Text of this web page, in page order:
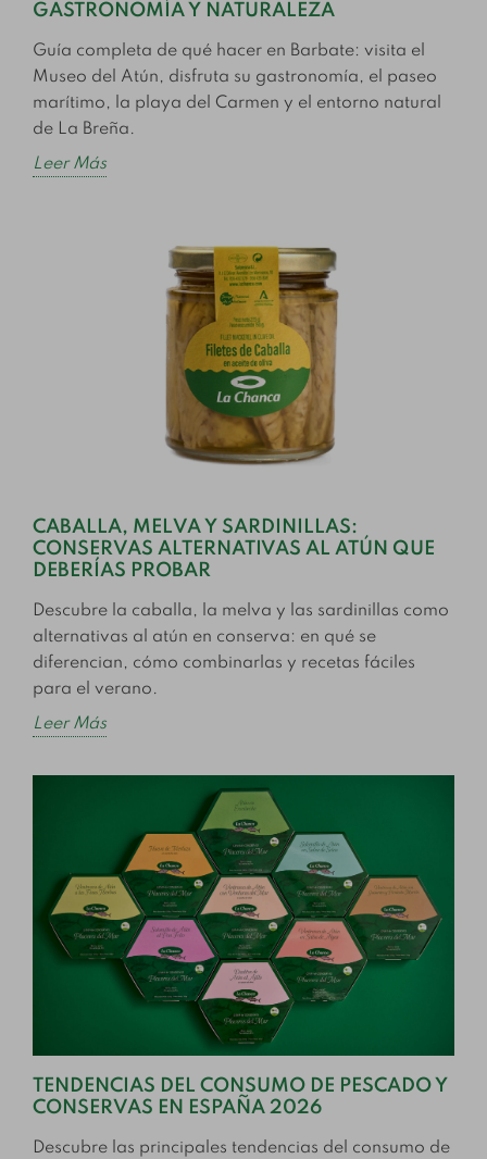
GASTRONOMÍA Y NATURALEZA
Guía completa de qué hacer en Barbate: visita el
Museo del Atún, disfruta su gastronomía, el paseo
marítimo, la playa del Carmen y el entorno natural
de La Breña.
Leer Más
CABALLA, MELVA Y SARDINILLAS:
CONSERVAS ALTERNATIVAS AL ATÚN QUE
DEBERÍAS PROBAR
Descubre la caballa, la melva y las sardinillas como
alternativas al atún en conserva: en qué se
diferencian, cómo combinarlas y recetas fáciles
para el verano.
Leer Más
TENDENCIAS DEL CONSUMO DE PESCADO Y
CONSERVAS EN ESPAÑA 2026
Descubre las principales tendencias del consumo de